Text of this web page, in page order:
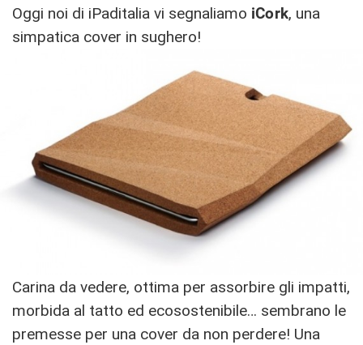
Oggi noi di iPaditalia vi segnaliamo iCork, una
simpatica cover in sughero!
Carina da vedere, ottima per assorbire gli impatti,
morbida al tatto ed ecosostenibile… sembrano le
premesse per una cover da non perdere! Una